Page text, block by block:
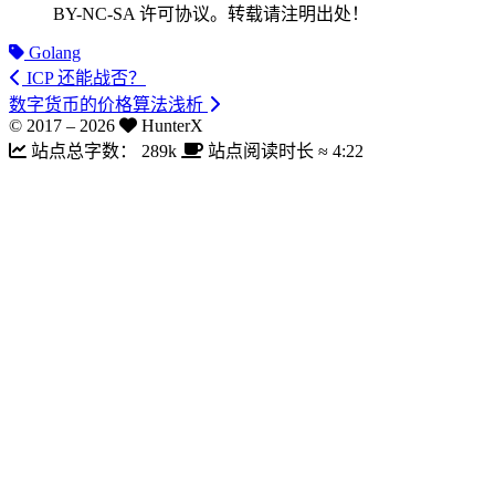
BY-NC-SA 许可协议。转载请注明出处！
Golang
ICP 还能战否？
数字货币的价格算法浅析
© 2017 – 2026
HunterX
站点总字数：
289k 站点阅读时长 ≈ 4:22